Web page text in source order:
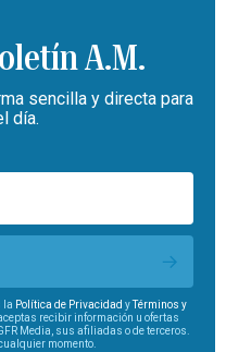
A.M.
sencilla y directa para
día.
la Política de Privacidad y
Términos y
recibir información u ofertas
Media, sus afiliadas o de terceros.
momento.